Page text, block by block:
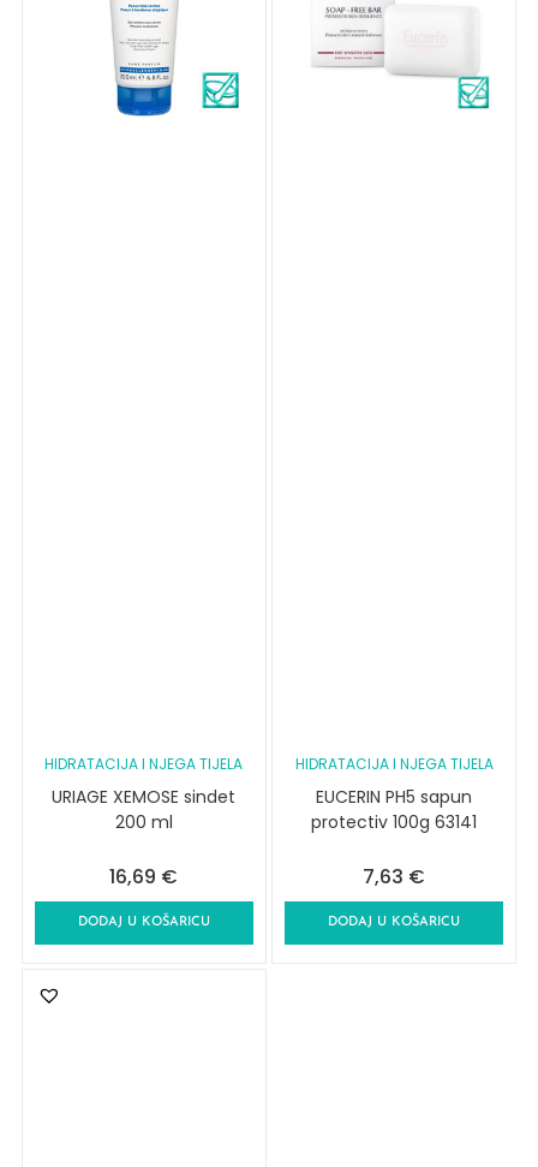
HIDRATACIJA I NJEGA TIJELA
URIAGE XEMOSE sindet
200 ml
16,69 €
DODAJ U KOŠARICU
HIDRATACIJA I NJEGA TIJELA
EUCERIN PH5 sapun
protectiv 100g 63141
7,63 €
DODAJ U KOŠARICU